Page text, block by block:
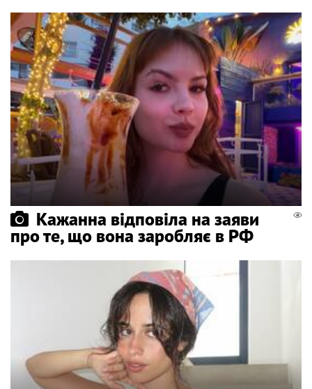
Кажанна відповіла на заяви
про те, що вона заробляє в РФ